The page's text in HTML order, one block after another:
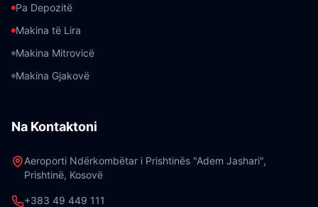
Pa Depozitë
Makina të Lira
Makina Mitrovicë
Makina Gjakovë
Na Kontaktoni
Aeroporti Ndërkombëtar i Prishtinës "Adem Jashari",
Prishtinë, Kosovë
+383 49 449 111